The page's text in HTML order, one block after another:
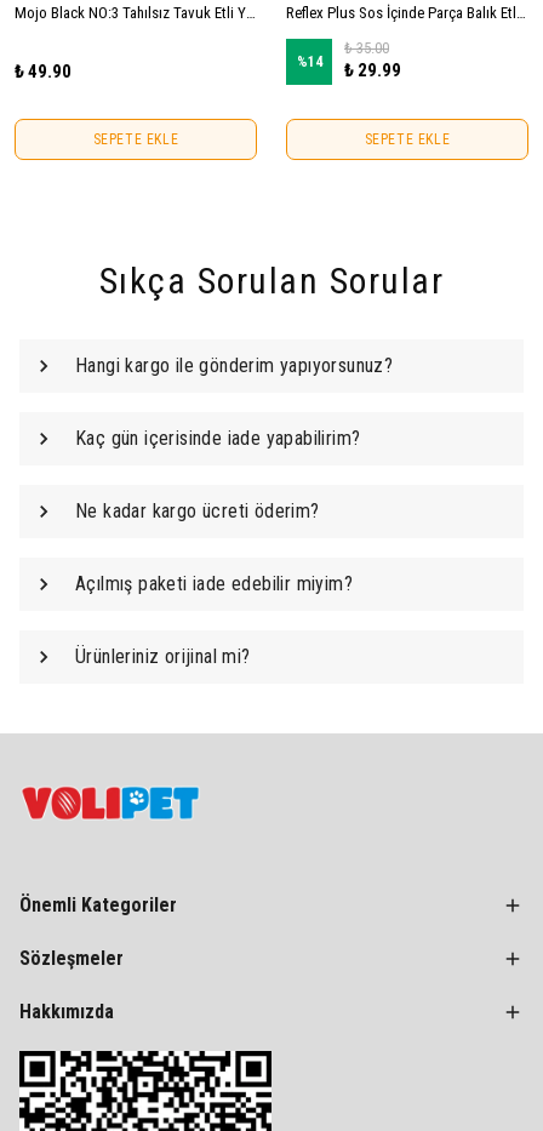
Mojo Black NO:3 Tahılsız Tavuk Etli Yetişkin Kedi Konservesi 400gr
₺ 49.90
SEPETE EKLE
Reflex Plus Sos İçinde Parça Balık Etli Yetişkin Kedi Konservesi 85gr
%14
₺ 35.00
₺ 29.99
SEPETE EKLE
Sıkça Sorulan Sorular
Hangi kargo ile gönderim yapıyorsunuz?
Kaç gün içerisinde iade yapabilirim?
Ne kadar kargo ücreti öderim?
Açılmış paketi iade edebilir miyim?
Ürünleriniz orijinal mi?
Önemli Kategoriler
Sözleşmeler
Hakkımızda